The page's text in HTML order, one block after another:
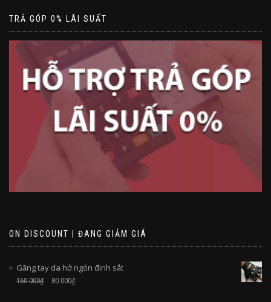
TRẢ GÓP 0% LÃI SUẤT
ON DISCOUNT | ĐANG GIẢM GIÁ
Găng tay da hở ngón đinh sắt
160.000₫ 80.000₫